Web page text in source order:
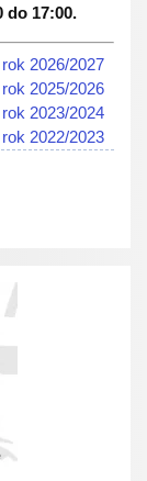
do 17:00.
2026/2027
2025/2026
2023/2024
2022/2023